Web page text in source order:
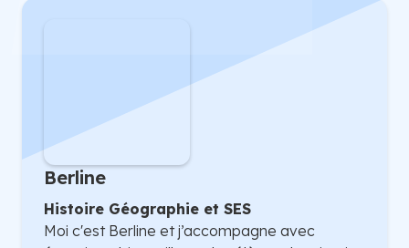
Berline
Histoire Géographie et SES
Moi c'est Berline et j’accompagne avec